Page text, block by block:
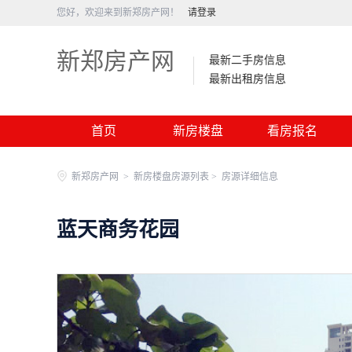
您好，欢迎来到新郑房产网！ 请登录
新郑房产网
最新二手房信息
最新出租房信息
首页 新房楼盘 看房报名
新郑房产网 > 新房楼盘房源列表 > 房源详细信息
蓝天商务花园